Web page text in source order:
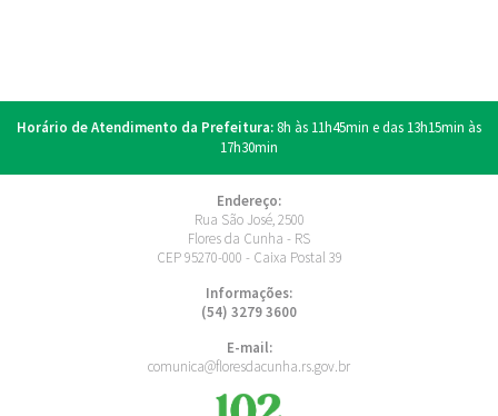
Horário de Atendimento da Prefeitura:8h às 11h45min e das 13h15min às
17h30min
Endereço:
Rua São José, 2500
Flores da Cunha - RS
CEP 95270-000 - Caixa Postal 39
Informações:
(54) 3279 3600
E-mail:
comunica@floresdacunha.rs.gov.br